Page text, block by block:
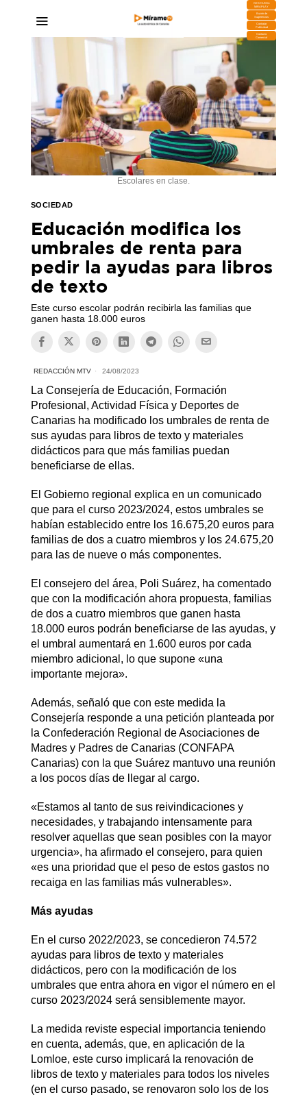
DESCARGA
MIRAPLAY
Buzón de
Sugerencias
Contratar
Publicidad
Contacto
Comercial
Escolares en clase.
SOCIEDAD
Educación modifica los
umbrales de renta para
pedir la ayudas para libros
de texto
Este curso escolar podrán recibirla las familias que
ganen hasta 18.000 euros
REDACCIÓN MTV 24/08/2023
La Consejería de Educación, Formación
Profesional, Actividad Física y Deportes de
Canarias ha modificado los umbrales de renta de
sus ayudas para libros de texto y materiales
didácticos para que más familias puedan
beneficiarse de ellas.
El Gobierno regional explica en un comunicado
que para el curso 2023/2024, estos umbrales se
habían establecido entre los 16.675,20 euros para
familias de dos a cuatro miembros y los 24.675,20
para las de nueve o más componentes.
El consejero del área, Poli Suárez, ha comentado
que con la modificación ahora propuesta, familias
de dos a cuatro miembros que ganen hasta
18.000 euros podrán beneficiarse de las ayudas, y
el umbral aumentará en 1.600 euros por cada
miembro adicional, lo que supone «una
importante mejora».
Además, señaló que con este medida la
Consejería responde a una petición planteada por
la Confederación Regional de Asociaciones de
Madres y Padres de Canarias (CONFAPA
Canarias) con la que Suárez mantuvo una reunión
a los pocos días de llegar al cargo.
«Estamos al tanto de sus reivindicaciones y
necesidades, y trabajando intensamente para
resolver aquellas que sean posibles con la mayor
urgencia», ha afirmado el consejero, para quien
«es una prioridad que el peso de estos gastos no
recaiga en las familias más vulnerables».
Más ayudas
En el curso 2022/2023, se concedieron 74.572
ayudas para libros de texto y materiales
didácticos, pero con la modificación de los
umbrales que entra ahora en vigor el número en el
curso 2023/2024 será sensiblemente mayor.
La medida reviste especial importancia teniendo
en cuenta, además, que, en aplicación de la
Lomloe, este curso implicará la renovación de
libros de texto y materiales para todos los niveles
(en el curso pasado, se renovaron solo los de los